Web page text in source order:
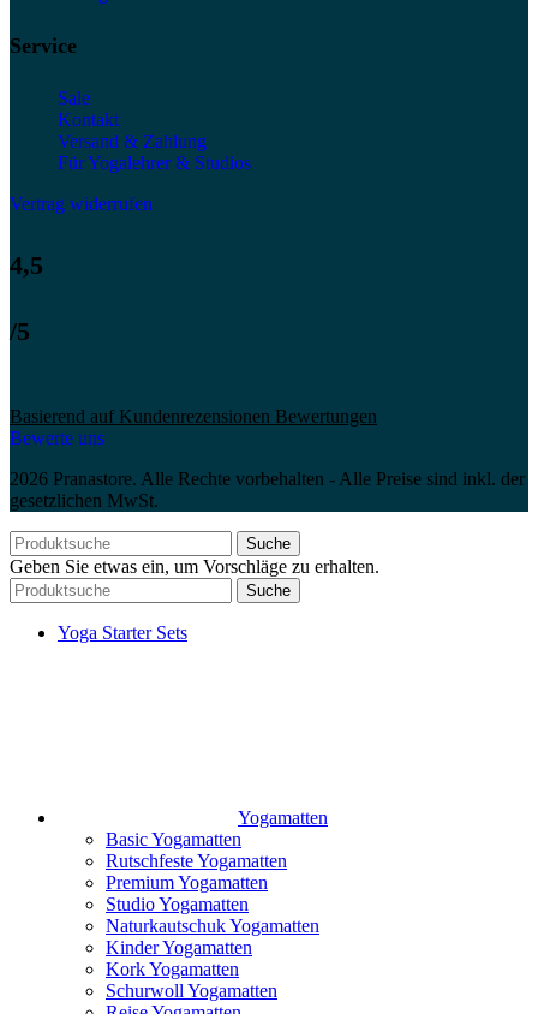
Service
Sale
Kontakt
Versand & Zahlung
Für Yogalehrer & Studios
Vertrag widerrufen
4,5
/5
Basierend auf Kundenrezensionen Bewertungen
Bewerte uns
2026 Pranastore. Alle Rechte vorbehalten - Alle Preise sind inkl. der
gesetzlichen MwSt.
Suche
Geben Sie etwas ein, um Vorschläge zu erhalten.
Suche
Yoga Starter Sets
Yogamatten
Basic Yogamatten
Rutschfeste Yogamatten
Premium Yogamatten
Studio Yogamatten
Naturkautschuk Yogamatten
Kinder Yogamatten
Kork Yogamatten
Schurwoll Yogamatten